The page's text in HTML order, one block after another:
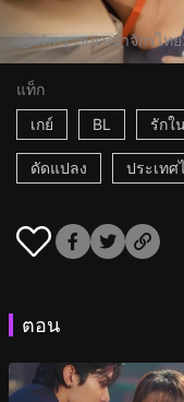
1mราชอาณาจักรไทย
แท็ก
เกย์
BL รักใ
ดัดแปลง ประเทศ
ตอน